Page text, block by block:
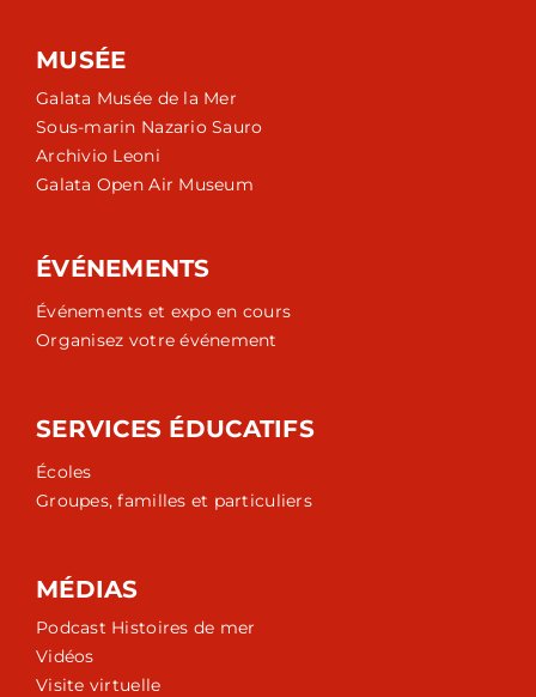
MUSÉE
Galata Musée de la Mer
Sous-marin Nazario Sauro
Archivio Leoni
Galata Open Air Museum
ÉVÉNEMENTS
Événements et expo en cours
Organisez votre événement
SERVICES ÉDUCATIFS
Écoles
Groupes, familles et particuliers
MÉDIAS
Podcast Histoires de mer
Vidéos
Visite virtuelle